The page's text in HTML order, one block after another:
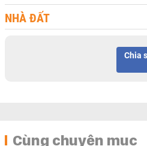
NHÀ ĐẤT
Chia
Cùng chuyên mục